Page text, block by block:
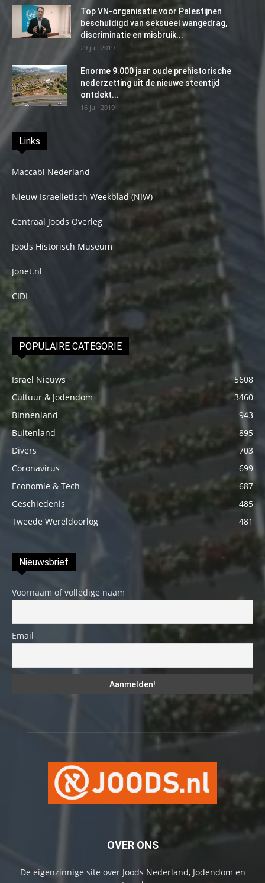
Top VN-organisatie voor Palestijnen
beschuldigd van seksueel wangedrag,
discriminatie en misbruik...
29 juli 2019
Enorme 9.000 jaar oude prehistorische
nederzetting uit de nieuwe steentijd
ontdekt...
16 juli 2019
Links
Maccabi Nederland
Nieuw Israelietisch Weekblad (NIW)
Centraal Joods Overleg
Joods Historisch Museum
Jonet.nl
CIDI
POPULAIRE CATEGORIE
Israël Nieuws
5608
Cultuur & Jodendom
3460
Binnenland
943
Buitenland
895
Divers
703
Coronavirus
699
Economie & Tech
687
Geschiedenis
485
Tweede Wereldoorlog
481
Nieuwsbrief
Voornaam of volledige naam
Email
OVER ONS
De eigenzinnige site over Joods Nederland, Jodendom en